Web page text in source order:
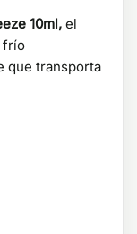
10ml, el
frío
que transporta